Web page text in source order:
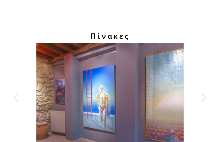
Πίνακες